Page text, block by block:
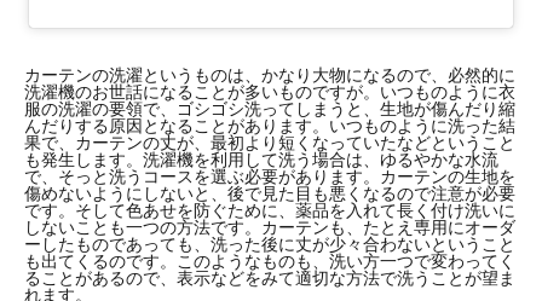
カーテンの洗濯というものは、かなり大物になるので、必然的に
洗濯機のお世話になることが多いものですが。いつものように衣
服の洗濯の要領で、ゴシゴシ洗ってしまうと、生地が傷んだり縮
んだりする原因となることがあります。いつものように洗った結
果で、カーテンの丈が、最初より短くなっていたなどということ
も発生します。洗濯機を利用して洗う場合は、ゆるやかな水流
で、そっと洗うコースを選ぶ必要があります。カーテンの生地を
傷めないようにしないと、後で見た目も悪くなるので注意が必要
です。そして色あせを防ぐために、薬品を入れて長く付け洗いに
しないことも一つの方法です。カーテンも、たとえ専用にオーダ
ーしたものであっても、洗った後に丈が少々合わないということ
も出てくるのです。このようなものも、洗い方一つで変わってく
ることがあるので、表示などをみて適切な方法で洗うことが望ま
れます。